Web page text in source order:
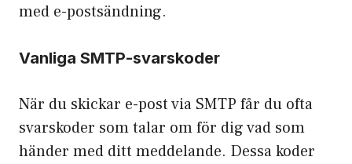
med e-postsändning.
Vanliga SMTP-svarskoder
När du skickar e-post via SMTP får du ofta
svarskoder som talar om för dig vad som
händer med ditt meddelande. Dessa koder